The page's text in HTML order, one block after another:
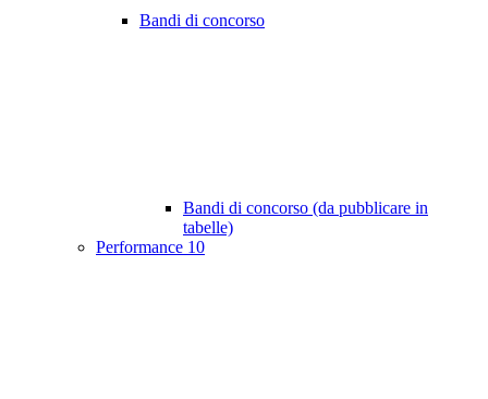
Bandi di concorso
Bandi di concorso (da pubblicare in
tabelle)
Performance 10